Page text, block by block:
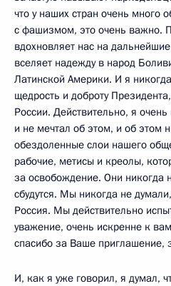
что у наших стран очень много
с фашизмом, это очень важно.
вдохновляет нас на
вселяет надежду в народ
Латинской Америки. И я
щедрость и доброту
России. Действительно, я
и не мечтал об этом, и об этом
обездоленные слои нашего
рабочие, метисы и креолы,
за освобождение. Они никогда
сбудутся. Мы никогда не
Россия. Мы действительно
уважение, очень искренне к
спасибо за Ваше приглашение,
И, как я уже говорил, я думал,